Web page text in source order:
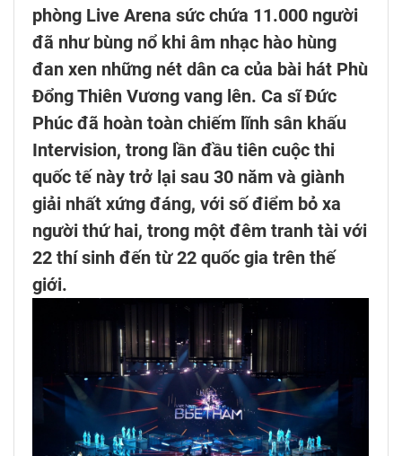
phòng Live Arena sức chứa 11.000 người
đã như bùng nổ khi âm nhạc hào hùng
đan xen những nét dân ca của bài hát Phù
Đổng Thiên Vương vang lên. Ca sĩ Đức
Phúc đã hoàn toàn chiếm lĩnh sân khấu
Intervision, trong lần đầu tiên cuộc thi
quốc tế này trở lại sau 30 năm và giành
giải nhất xứng đáng, với số điểm bỏ xa
người thứ hai, trong một đêm tranh tài với
22 thí sinh đến từ 22 quốc gia trên thế
giới.